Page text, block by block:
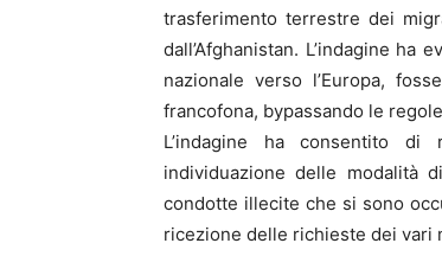
trasferimento terrestre dei
dall’Afghanistan. L’indagine
nazionale verso l’Europa,
francofona, bypassando le
L’indagine ha consentito
individuazione delle modalità
condotte illecite che si sono
ricezione delle richieste dei vari